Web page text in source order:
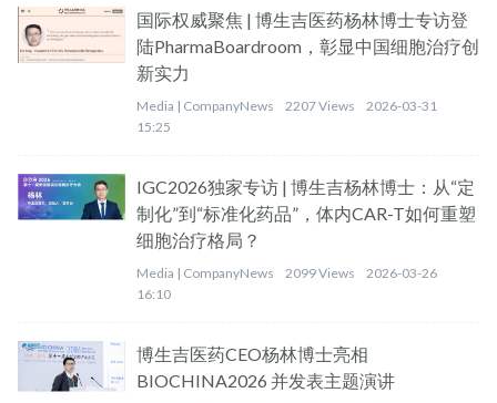
国际权威聚焦 | 博生吉医药杨林博士专访登
陆PharmaBoardroom，彰显中国细胞治疗创
新实力
Media | CompanyNews 2207 Views
2026-03-31
15:25
IGC2026独家专访 | 博生吉杨林博士：从“定
制化”到“标准化药品”，体内CAR-T如何重塑
细胞治疗格局？
Media | CompanyNews 2099 Views
2026-03-26
16:10
博生吉医药CEO杨林博士亮相
BIOCHINA2026 并发表主题演讲